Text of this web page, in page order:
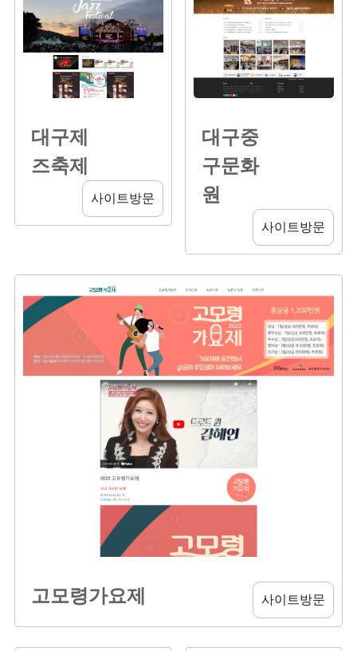
대구제
즈축제
사이트방문
대구중
구문화
원
사이트방문
고모령가요제 사이트방문